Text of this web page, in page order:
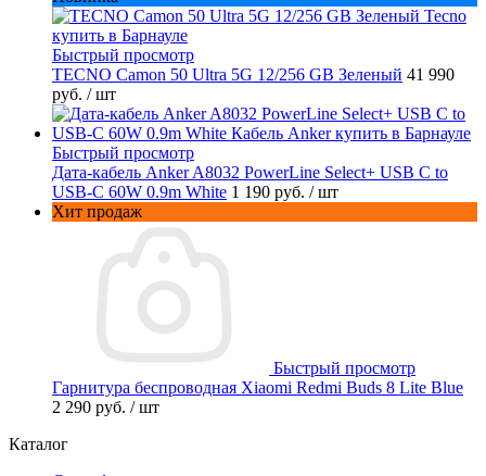
Быстрый просмотр
TECNO Camon 50 Ultra 5G 12/256 GB Зеленый 41 990
руб. / шт
Быстрый просмотр
Дата-кабель Anker A8032 PowerLine Select+ USB C to
USB-C 60W 0.9m White 1 190 руб. / шт
Хит продаж
Быстрый просмотр
Гарнитура беспроводная Xiaomi Redmi Buds 8 Lite Blue
2 290 руб. / шт
Каталог